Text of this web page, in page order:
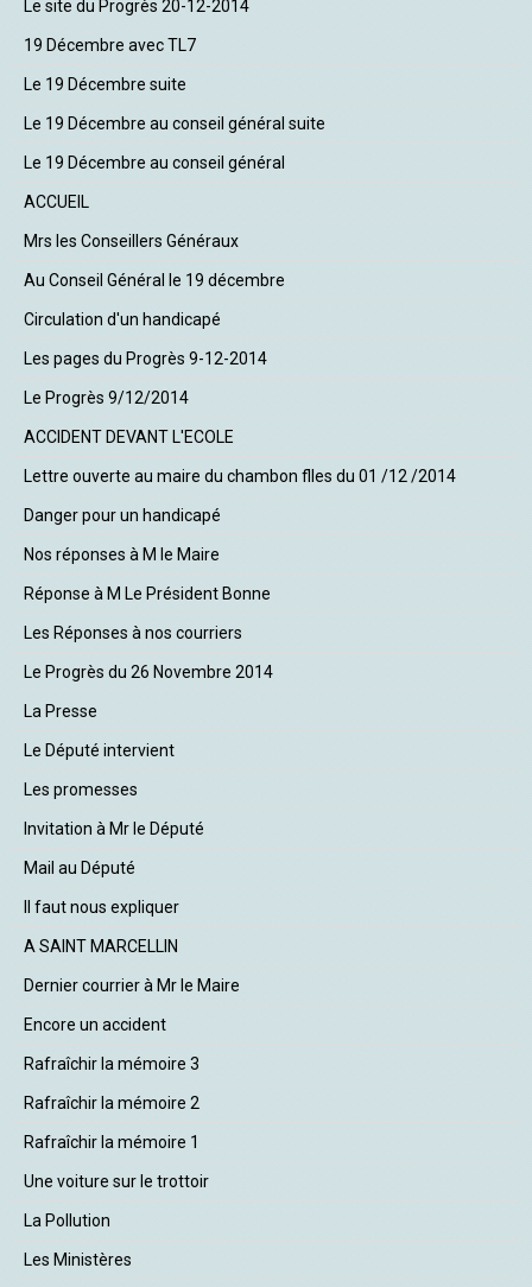
Le site du Progrès 20-12-2014
19 Décembre avec TL7
Le 19 Décembre suite
Le 19 Décembre au conseil général suite
Le 19 Décembre au conseil général
ACCUEIL
Mrs les Conseillers Généraux
Au Conseil Général le 19 décembre
Circulation d'un handicapé
Les pages du Progrès 9-12-2014
Le Progrès 9/12/2014
ACCIDENT DEVANT L'ECOLE
Lettre ouverte au maire du chambon flles du 01 /12 /2014
Danger pour un handicapé
Nos réponses à M le Maire
Réponse à M Le Président Bonne
Les Réponses à nos courriers
Le Progrès du 26 Novembre 2014
La Presse
Le Député intervient
Les promesses
Invitation à Mr le Député
Mail au Député
Il faut nous expliquer
A SAINT MARCELLIN
Dernier courrier à Mr le Maire
Encore un accident
Rafraîchir la mémoire 3
Rafraîchir la mémoire 2
Rafraîchir la mémoire 1
Une voiture sur le trottoir
La Pollution
Les Ministères